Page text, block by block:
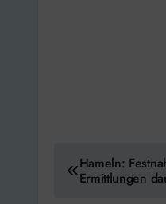
Hameln:
Ermittlungen